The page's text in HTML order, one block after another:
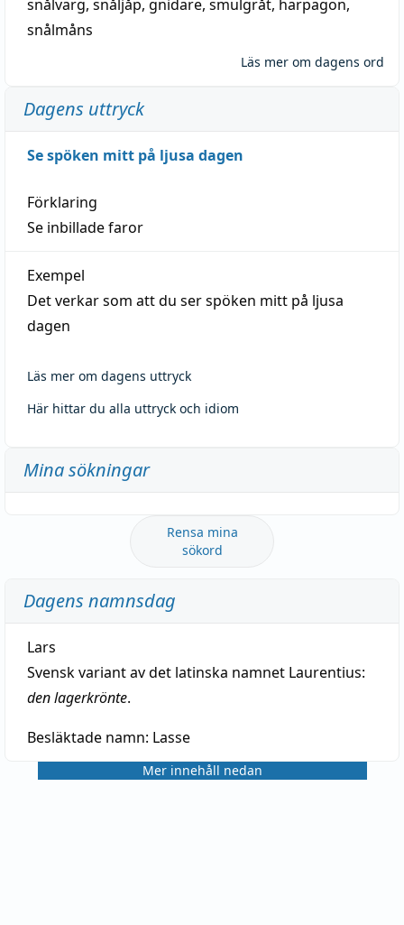
snålvarg, snåljåp, gnidare, smulgråt, harpagon,
snålmåns
Läs mer om dagens ord
Dagens uttryck
Se spöken mitt på ljusa dagen
Förklaring
Se inbillade faror
Exempel
Det verkar som att du ser spöken mitt på ljusa
dagen
Läs mer om dagens uttryck
Här hittar du alla uttryck och idiom
Mina sökningar
Rensa mina
sökord
Dagens namnsdag
Lars
Svensk variant av det latinska namnet Laurentius:
den lagerkrönte.
Besläktade namn: Lasse
Mer innehåll nedan